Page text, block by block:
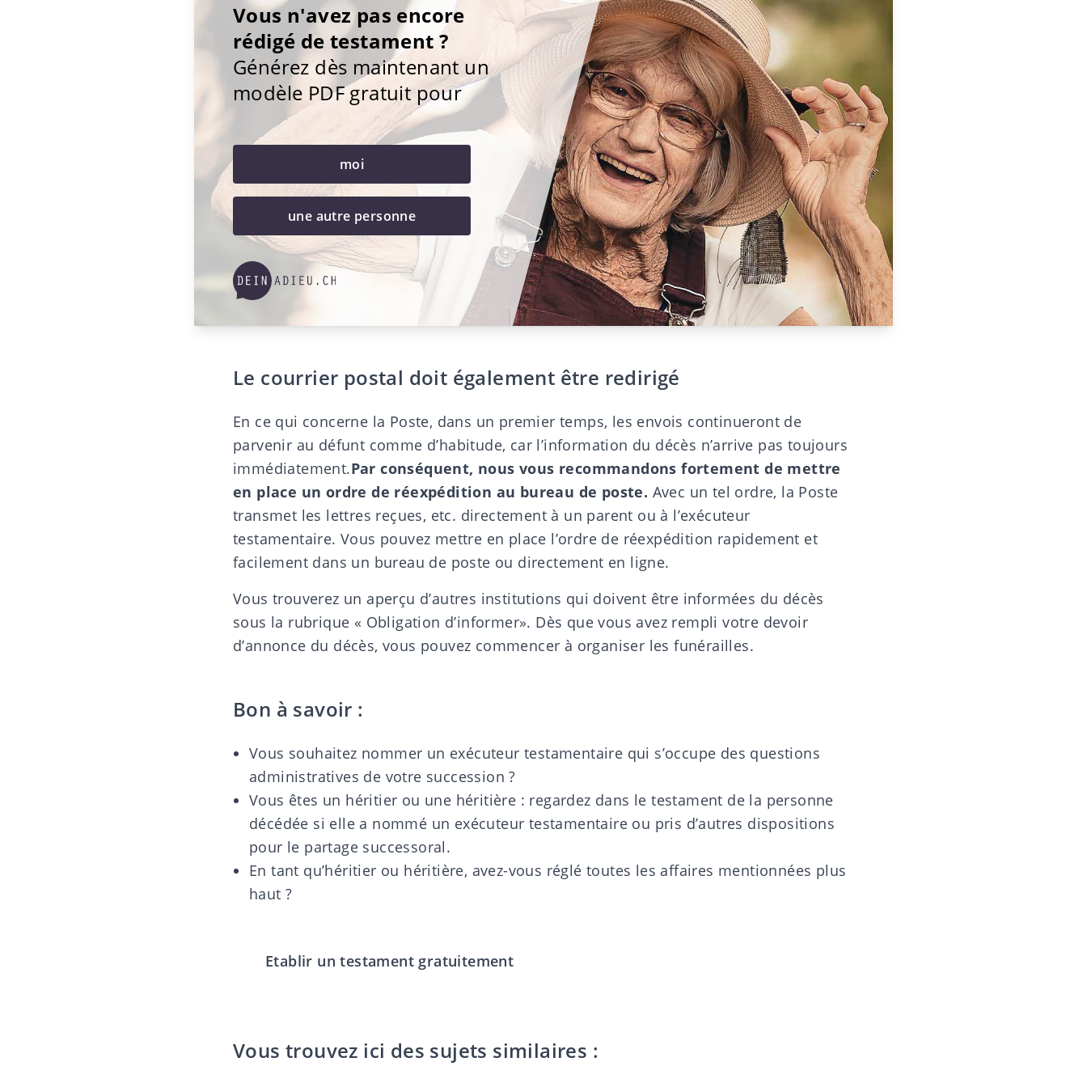
Vous n'avez pas encore
rédigé de testament ?
Générez dès maintenant un
modèle PDF gratuit pour
moi
une autre personne
Le courrier postal doit également être redirigé
En ce qui concerne la Poste, dans un premier temps, les envois continueront de
parvenir au défunt comme d’habitude, car l’information du décès n’arrive pas toujours
immédiatement.Par conséquent, nous vous recommandons fortement de mettre
en place un ordre de réexpédition au bureau de poste. Avec un tel ordre, la Poste
transmet les lettres reçues, etc. directement à un parent ou à l’exécuteur
testamentaire. Vous pouvez mettre en place l’ordre de réexpédition rapidement et
facilement dans un bureau de poste ou directement en ligne.
Vous trouverez un aperçu d’autres institutions qui doivent être informées du décès
sous la rubrique « Obligation d’informer». Dès que vous avez rempli votre devoir
d’annonce du décès, vous pouvez commencer à organiser lesfunérailles.
Bon à savoir :
Vous souhaitez nommer un exécuteur testamentaire qui s’occupe des questions
administratives de votre succession ?
Vous êtes un héritier ou une héritière : regardez dans le testament de la personne
décédée si elle a nommé un exécuteur testamentaire ou pris d’autres dispositions
pour le partage successoral.
En tant qu’héritier ou héritière, avez-vous réglé toutes les affaires mentionnées plus
haut ?
Etablir un testament gratuitement
Vous trouvez ici des sujets similaires :